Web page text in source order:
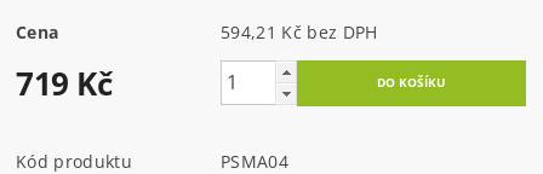
Cena 594,21 Kč bez DPH
719 Kč
Kód produktu
PSMA04